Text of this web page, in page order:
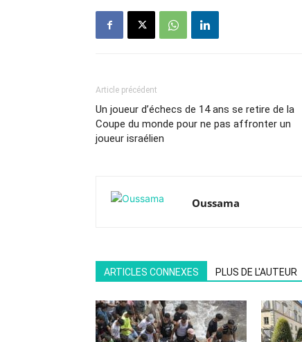
Article précédent
Un joueur d’échecs de 14 ans se retire de la
Coupe du monde pour ne pas affronter un
joueur israélien
Oussama
ARTICLES CONNEXES PLUS DE L'AUTEUR